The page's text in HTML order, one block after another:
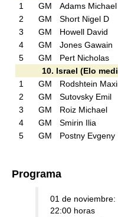
1
GM Adams Michael
2
GM Short Nigel D
3
GM Howell David
4
GM Jones Gawain
5
GM Pert Nicholas
10. Israel (Elo
1
GM Rodshtein
2
GM Sutovsky Emil
3
GM Roiz Michael
4
GM Smirin Ilia
5
GM Postny Evgeny
Programa
01 de
22:00 horas